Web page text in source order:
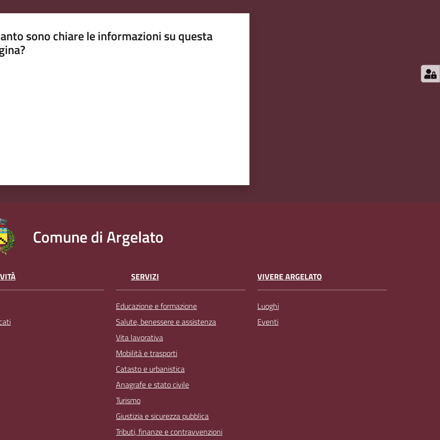
sono chiare le informazioni su questa
Comune di Argelato
SERVIZI
Educazione e formazione
Salute, benessere e assistenza
Vita lavorativa
Mobilità e trasporti
Catasto e urbanistica
Anagrafe e stato civile
Turismo
Giustizia e sicurezza pubblica
Tributi, finanze e contravvenzioni
VIVERE ARGELATO
Luoghi
Eventi